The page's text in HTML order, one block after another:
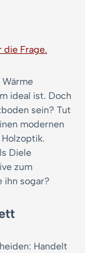
die Frage.
ideal ist. Doch
sein? Tut
modernen
Diele
zum
ihn sogar?
Handelt